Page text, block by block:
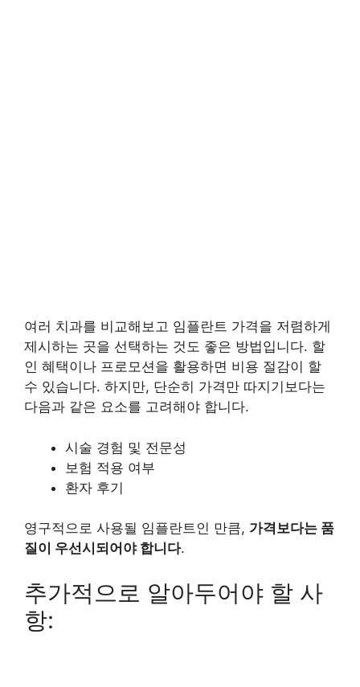
여러 치과를 비교해보고 임플란트 가격을 저렴하게
제시하는 곳을 선택하는 것도 좋은 방법입니다. 할
인 혜택이나 프로모션을 활용하면 비용 절감이 할
수 있습니다. 하지만, 단순히 가격만 따지기보다는
다음과 같은 요소를 고려해야 합니다.
시술 경험 및 전문성
보험 적용 여부
환자 후기
영구적으로 사용될 임플란트인 만큼, 가격보다는 품
질이 우선시되어야 합니다.
추가적으로 알아두어야 할 사
항: